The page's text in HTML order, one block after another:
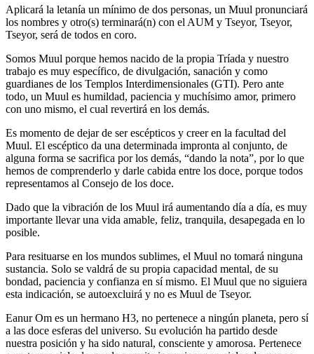
Aplicará la letanía un mínimo de dos personas, un Muul pronunciará
los nombres y otro(s) terminará(n) con el AUM y Tseyor, Tseyor,
Tseyor, será de todos en coro.
Somos Muul porque hemos nacido de la propia Tríada y nuestro
trabajo es muy específico, de divulgación, sanación y como
guardianes de los Templos Interdimensionales (GTI). Pero ante
todo, un Muul es humildad, paciencia y muchísimo amor, primero
con uno mismo, el cual revertirá en los demás.
Es momento de dejar de ser escépticos y creer en la facultad del
Muul. El escéptico da una determinada impronta al conjunto, de
alguna forma se sacrifica por los demás, “dando la nota”, por lo que
hemos de comprenderlo y darle cabida entre los doce, porque todos
representamos al Consejo de los doce.
Dado que la vibración de los Muul irá aumentando día a día, es muy
importante llevar una vida amable, feliz, tranquila, desapegada en lo
posible.
Para resituarse en los mundos sublimes, el Muul no tomará ninguna
sustancia. Solo se valdrá de su propia capacidad mental, de su
bondad, paciencia y confianza en sí mismo. El Muul que no siguiera
esta indicación, se autoexcluirá y no es Muul de Tseyor.
Eanur Om es un hermano H3, no pertenece a ningún planeta, pero sí
a las doce esferas del universo. Su evolución ha partido desde
nuestra posición y ha sido natural, consciente y amorosa. Pertenece